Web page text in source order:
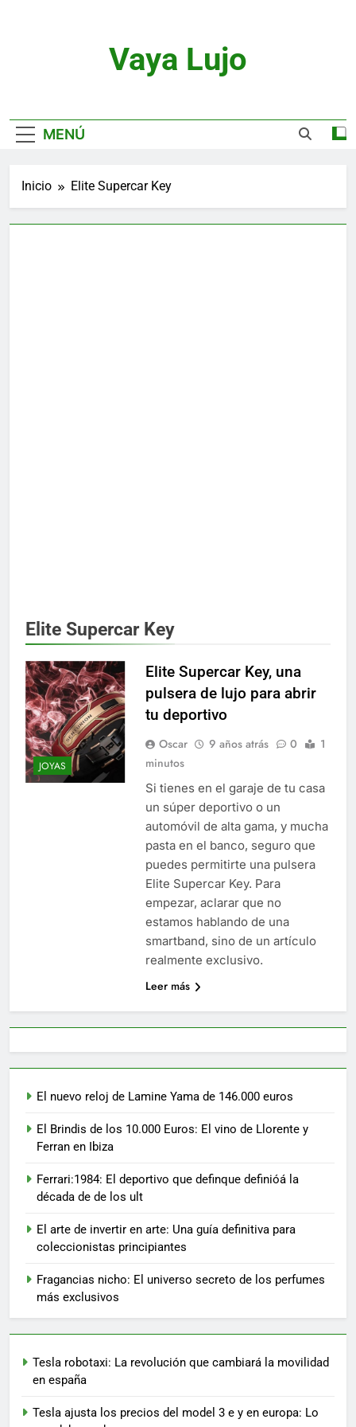
Vaya Lujo
MENÚ
Inicio Elite Supercar Key
Elite Supercar Key
JOYAS
Elite Supercar Key, una
pulsera de lujo para abrir
tu deportivo
Oscar 9 años atrás 0
1
minutos
Si tienes en el garaje de tu casa
un súper deportivo o un
automóvil de alta gama, y mucha
pasta en el banco, seguro que
puedes permitirte una pulsera
Elite Supercar Key. Para
empezar, aclarar que no
estamos hablando de una
smartband, sino de un artículo
realmente exclusivo.
Leer más
El nuevo reloj de Lamine Yama de 146.000 euros
El Brindis de los 10.000 Euros: El vino de Llorente y
Ferran en Ibiza
Ferrari:1984: El deportivo que definque definióá la
década de de los ult
El arte de invertir en arte: Una guía definitiva para
coleccionistas principiantes
Fragancias nicho: El universo secreto de los perfumes
más exclusivos
Tesla robotaxi: La revolución que cambiará la movilidad
en españa
Tesla ajusta los precios del model 3 e y en europa: Lo